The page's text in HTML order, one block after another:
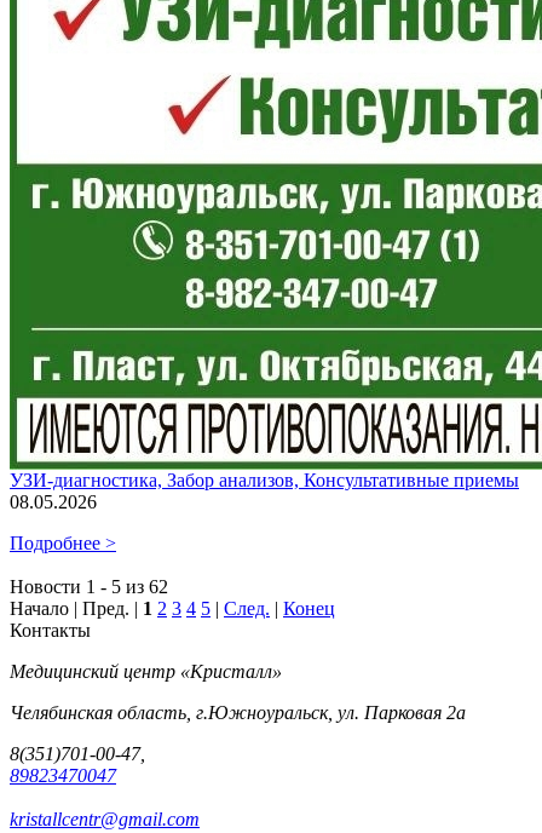
УЗИ-диагностика, Забор анализов, Консультативные приемы
08.05.2026
Подробнее >
Новости 1 - 5 из 62
Начало | Пред. | 1 2 3 4 5 | След. | Конец
Контакты
Медицинский центр «Кристалл»
Челябинская область, г.Южноуральск, ул. Парковая 2а
8(351)701-00-47,
89823470047
kristallcentr@gmail.com